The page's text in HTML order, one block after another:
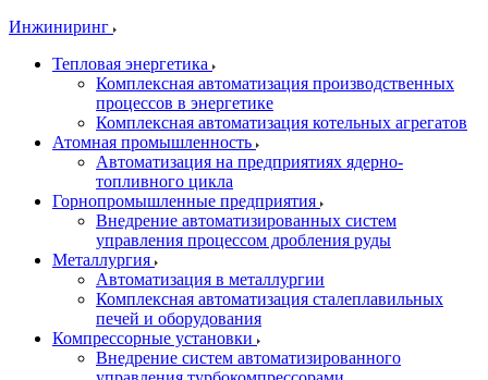
Инжиниринг
Тепловая энергетика
Комплексная автоматизация производственных
процессов в энергетике
Комплексная автоматизация котельных агрегатов
Атомная промышленность
Автоматизация на предприятиях ядерно-
топливного цикла
Горнопромышленные предприятия
Внедрение автоматизированных систем
управления процессом дробления руды
Металлургия
Автоматизация в металлургии
Комплексная автоматизация сталеплавильных
печей и оборудования
Компрессорные установки
Внедрение систем автоматизированного